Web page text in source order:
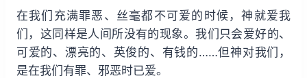
在我们充满罪恶、丝毫都不可爱的时候，神就爱我
们，这同样是人间所没有的现象。我们只会爱好的、
可爱的、漂亮的、英俊的、有钱的……但神对我们，
是在我们有罪、邪恶时已爱。